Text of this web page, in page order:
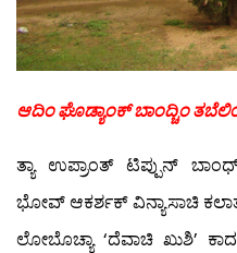
ಆದಿಂ ಘೊಡ್ಯಾಂಕ್ ಬಾಂದ್ಚಿಂ
ತ್ಯಾ ಉಪ್ರಾಂತ್ ಟಿಪ್ಪುನ್
ಭೋವ್ ಆಕರ್ಶಕ್ ವಿನ್ಯಾಸಾಚಿ
ಲೋಬೊಚ್ಯಾ ‘ದೆವಾಚಿ ಖುಶಿ’